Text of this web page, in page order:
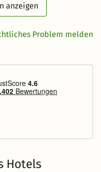
anzeigen
Problem melden
Hotels